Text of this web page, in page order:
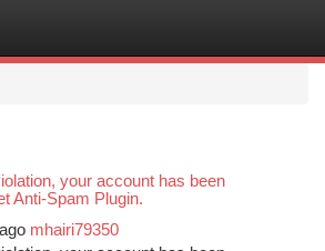
your account has been
Anti-Spam Plugin.
mhairi79350